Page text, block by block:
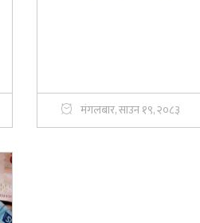
मंगलबार, साउन १९, २०८३